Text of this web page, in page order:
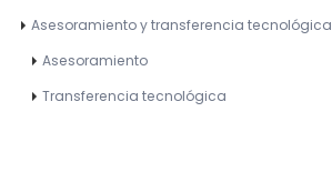
Asesoramiento y transferencia tecnológica
Asesoramiento
Transferencia tecnológica